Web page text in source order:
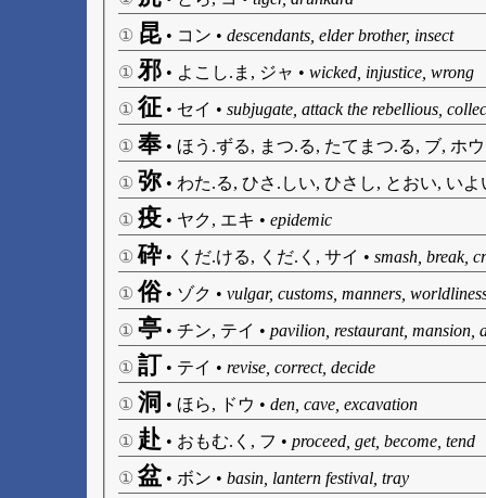
① 昆 • コン • descendants, elder brother, insect
① 邪 • よこし.ま, ジャ • wicked, injustice, wrong
① 征 • セイ • subjugate, attack the rebellious,
① 奉• ほう.ずる, まつ.る, たてまつ.る, ブ, ホウ
① 弥 • わた.る, ひさ.しい, ひさし, とおい, い
① 疫 • ヤク, エキ • epidemic
① 砕• くだ.ける, くだ.く, サイ • smash, break,
① 俗• ゾク • vulgar, customs, manners,
① 亭 • チン, テイ • pavilion, restaurant, mansion,
① 訂 • テイ • revise, correct, decide
① 洞 • ほら, ドウ • den, cave, excavation
① 赴 • おもむ.く, フ • proceed, get, become, tend
① 盆 • ボン • basin, lantern festival, tray